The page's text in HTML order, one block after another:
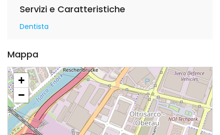
Servizi e Caratteristiche
Dentista
Mappa
+
−